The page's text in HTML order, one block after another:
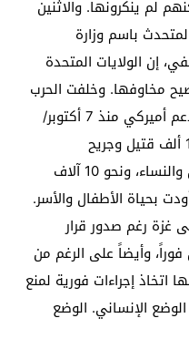
لم ينكرونها. والاثنين
باسم وزارة
إن الولايات المتحدة
مخاوفها. وخلفت الحرب
الإسرائيلية على غزة، المستمرة بدعم أميركي منذ 7 أكتوبر/
تشرين الأول الماضي، أكثر من 114 ألف قتيل وجريح
فلسطيني، معظمهم من الأطفال والنساء، ونحو 10 آلاف
بحياة الأطفال والأسر.
غزة رغم صدور قرار
وأيضاً على الرغم من
اتخاذ إجراءات فورية لمنع
الإنساني. الوضع